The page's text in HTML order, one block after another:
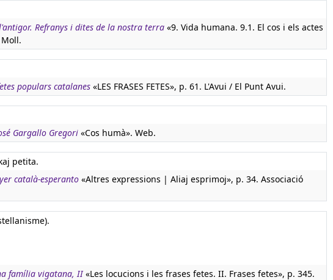
Refranys i dites de la nostra terra «9. Vida humana. 9.1. El cos i els actes
populars catalanes «LES FRASES FETES», p. 61. L'Avui / El Punt Avui.
Gargallo Gregori «Cos humà». Web.
petita.
català-esperanto «Altres expressions | Aliaj esprimoj», p. 34. Associació
família vigatana, II«Les locucions i les frases fetes. II. Frases fetes», p. 345.